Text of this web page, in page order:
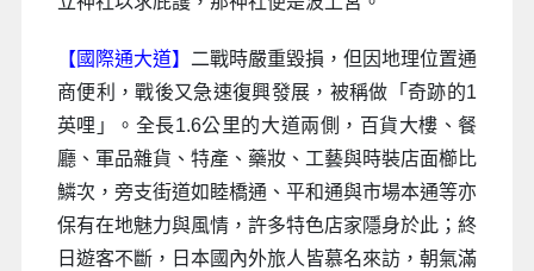
【國際通大道】 二戰時嚴重毀損，但因地理位置通
商便利，戰後又急速復興發展，被稱做「奇跡的1
英哩」。全長1.6公里的大道兩側，百貨大樓、餐
廳、軍品雜貨、特產、藥妝、工藝與時裝店面櫛比
鱗次，旁支街道如睦橋通、平和通與市場本通等亦
保有在地魅力與風情，許多特色店家隱身於此；終
日遊客不斷，日本國內外旅人皆慕名來訪，朝氣滿